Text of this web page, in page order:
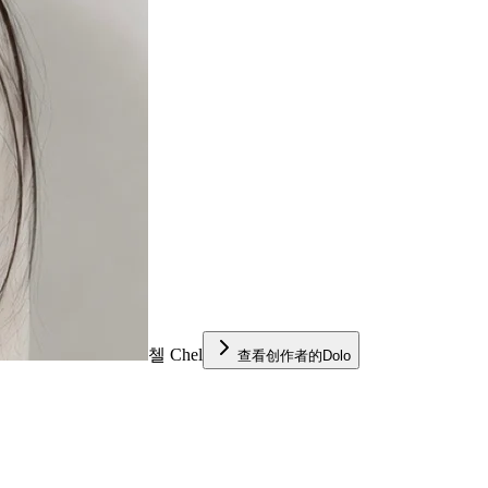
첼 Chel 查看创作者的Dolo